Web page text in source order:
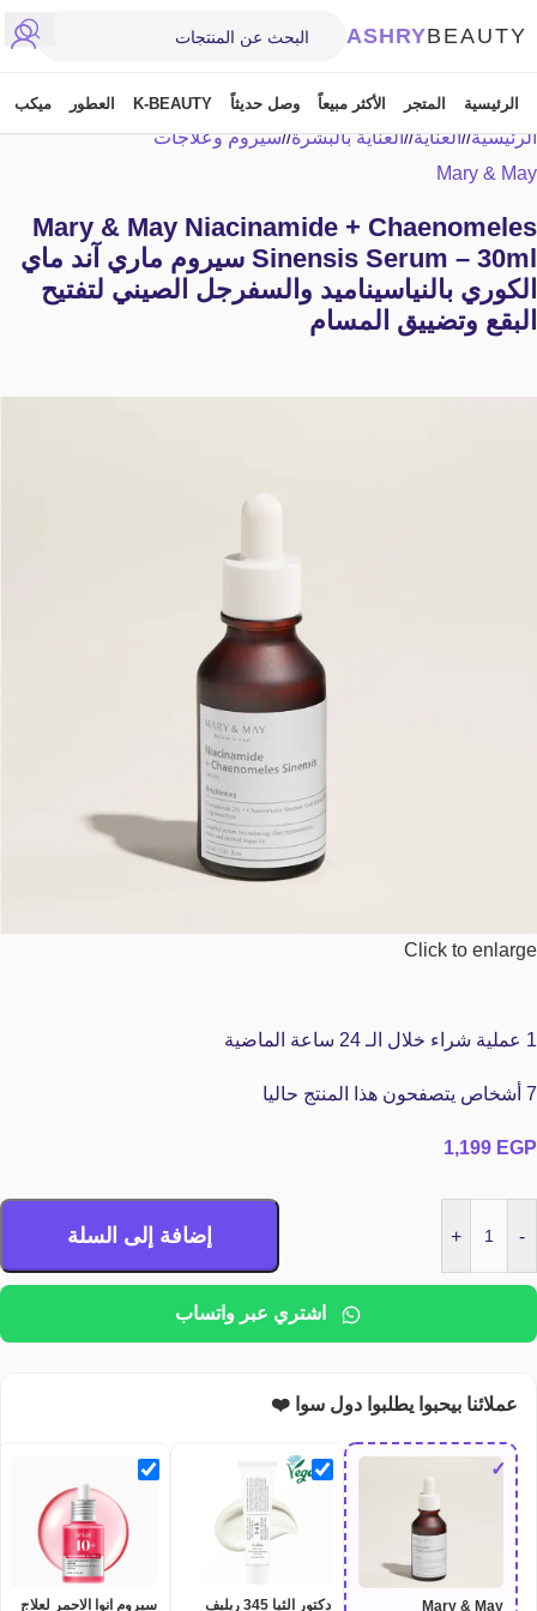
ASHRYBEAUTY
الرئيسية المتجر الأكثر مبيعاً وصل حديثاً K-BEAUTY العطور ميكب
الرئيسية/ العناية/ العناية بالبشرة/ سيروم وعلاجات
Mary & May
Mary & May Niacinamide + Chaenomeles
Sinensis Serum – 30ml سيروم ماري آند ماي
الكوري بالنياسيناميد والسفرجل الصيني لتفتيح
البقع وتضييق المسام
Click to enlarge
1 عملية شراء خلال الـ 24 ساعة الماضية
7 أشخاص يتصفحون هذا المنتج حاليا
1,199 EGP
-
+ إضافة إلى السلة
اشتري عبر واتساب
عملائنا بيحبوا يطلبوا دول سوا ❤️
✓
Mary & May
دكتور الثيا 345 ريليف
سيروم انوا الاحمر لعلاج